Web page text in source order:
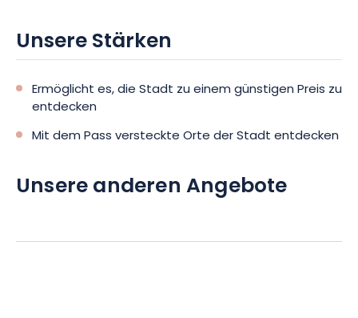
Unsere Stärken
Ermöglicht es, die Stadt zu einem günstigen Preis zu
entdecken
Mit dem Pass versteckte Orte der Stadt entdecken
Unsere anderen Angebote